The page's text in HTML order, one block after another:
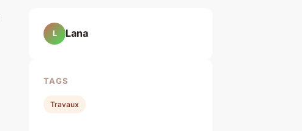
L Lana
TAGS
Travaux